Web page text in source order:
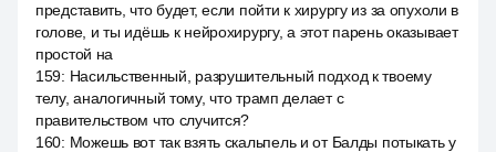
представить, что будет, если пойти к хирургу из за опухоли в
голове, и ты идёшь к нейрохирургу, а этот парень оказывает
простой на
159: Насильственный, разрушительный подход к твоему
телу, аналогичный тому, что трамп делает с
правительством что случится?
160: Можешь вот так взять скальпель и от Балды потыкать у